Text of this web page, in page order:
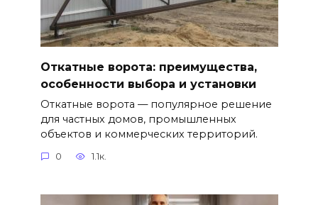
Откатные ворота: преимущества,
особенности выбора и установки
Откатные ворота — популярное решение
для частных домов, промышленных
объектов и коммерческих территорий.
0 1.1к.